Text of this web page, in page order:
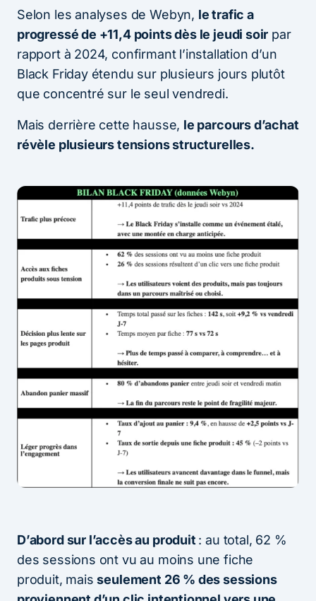
Selon les analyses de Webyn, le trafic a
progressé de +11,4 points dès le jeudi soir par
rapport à 2024, confirmant l’installation d’un
Black Friday étendu sur plusieurs jours plutôt
que concentré sur le seul vendredi.
Mais derrière cette hausse, le parcours d’achat
révèle plusieurs tensions structurelles.
D’abord sur l’accès au produit : au total, 62 %
des sessions ont vu au moins une fiche
produit, maisseulement 26 % des sessions